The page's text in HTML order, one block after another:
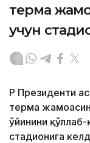
терма
учун
ҚР Президенти
терма
ўйинини
стадионига